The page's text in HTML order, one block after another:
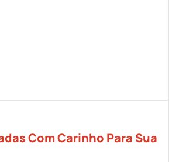
Com Carinho Para Sua